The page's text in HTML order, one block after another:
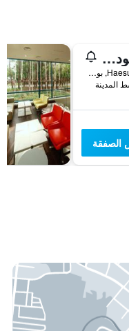
دايتشيون مود بيتش هوتل
14 Haesuyokjang 8-Gil, بوريونغ, كوريا الجنوبية